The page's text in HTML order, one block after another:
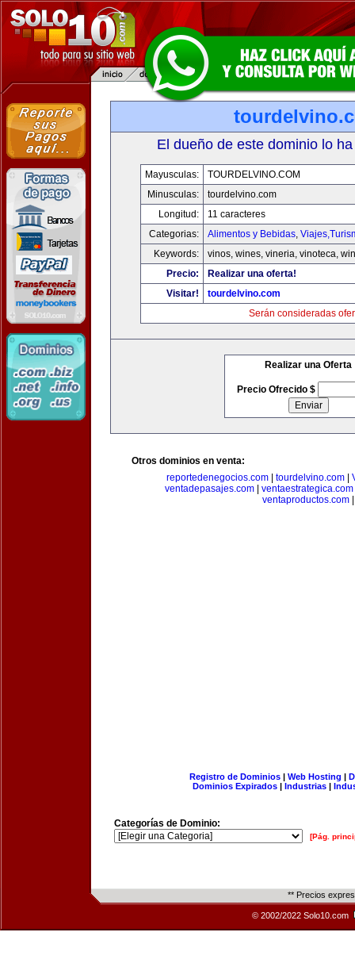
El dueño de este dominio lo
Mayusculas:
TOURDELVINO.COM
Minusculas:
tourdelvino.com
Longitud:
11 caracteres
Categorias:
Alimentos y Bebidas,
Keywords:
vinos, wines, vineria, vinoteca,
Precio:
Realizar una oferta!
Visitar!
tourdelvino.com
Serán consideradas
Realizar una Oferta
Precio Ofrecido $
Otros dominios en venta:
reportedenegocios.com| tourdelvino.com|
ventadepasajes.com
ventaestrategica.com
ventaproductos.com
Registro de Dominios| Web Hosting |
Dominios Expirados | Industrias |
Categorías de Dominio:
[Pág.
** Precios
© 2002/2022 Solo10.com